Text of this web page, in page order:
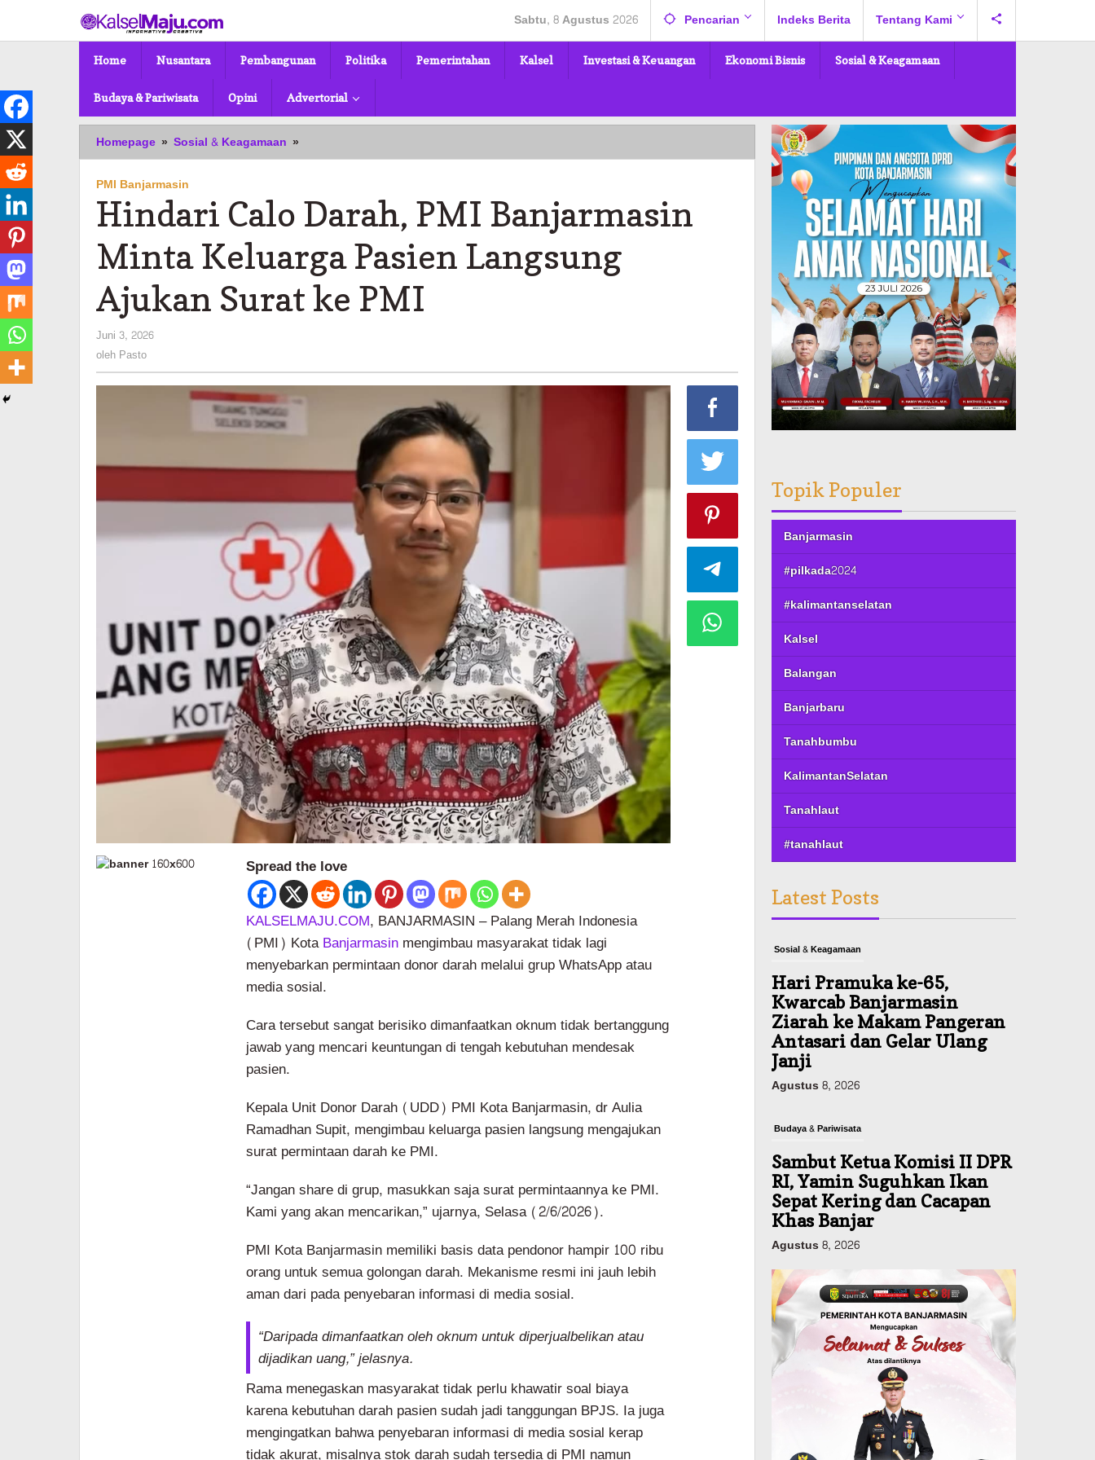
konten
Sabtu, 8 Agustus 2026 Pencarian Indeks Berita Tentang Kami
Home Nusantara Pembangunan Politika Pemerintahan Kalsel Investasi & Keuangan Ekonomi Bisnis Sosial & Keagamaan
Budaya & Pariwisata Opini Advertorial
Homepage » Sosial & Keagamaan »
Calo
Banjarmasin
Minta
Pasien
Langsung
Ajukan
Surat
PMI Banjarmasin
Hindari Calo Darah, PMI Banjarmasin
Minta Keluarga Pasien Langsung
Ajukan Surat ke PMI
Juni 3, 2026
oleh Pasto
Spread the love
KALSELMAJU.COM, BANJARMASIN – Palang Merah Indonesia
(PMI) KotaBanjarmasinmengimbau masyarakat tidak lagi
menyebarkan permintaan donor darah melalui grup WhatsApp atau
media sosial.
Cara tersebut sangat berisiko dimanfaatkan oknum tidak bertanggung
jawab yang mencari keuntungan di tengah kebutuhan mendesak
pasien.
Kepala Unit Donor Darah (UDD) PMI Kota Banjarmasin, dr Aulia
Ramadhan Supit, mengimbau keluarga pasien langsung mengajukan
surat permintaan darah ke PMI.
“Jangan share di grup, masukkan saja surat permintaannya ke PMI.
Kami yang akan mencarikan,” ujarnya, Selasa (2/6/2026).
PMI Kota Banjarmasin memiliki basis data pendonor hampir 100 ribu
orang untuk semua golongan darah. Mekanisme resmi ini jauh lebih
aman dari pada penyebaran informasi di media sosial.
“Daripada dimanfaatkan oleh oknum untuk diperjualbelikan atau
dijadikan uang,” jelasnya.
Rama menegaskan masyarakat tidak perlu khawatir soal biaya
karena kebutuhan darah pasien sudah jadi tanggungan BPJS. Ia juga
mengingatkan bahwa penyebaran informasi di media sosial kerap
tidak akurat, misalnya stok darah sudah tersedia di PMI namun
Topik Populer
Banjarmasin
#pilkada2024
#kalimantanselatan
Kalsel
Balangan
Banjarbaru
Tanahbumbu
KalimantanSelatan
Tanahlaut
#tanahlaut
Latest Posts
Sosial & Keagamaan
Hari Pramuka ke-65,
Kwarcab Banjarmasin
Ziarah ke Makam Pangeran
Antasari dan Gelar Ulang
Janji
Agustus 8, 2026
Budaya & Pariwisata
Sambut Ketua Komisi II DPR
RI, Yamin Suguhkan Ikan
Sepat Kering dan Cacapan
Khas Banjar
Agustus 8, 2026
Pemerintahan Sosial & Keagamaan
Banjarmasin Pilot Project
Perlinsos Digital, Target 30
Persen IKD Masih Jauh,
Komisi II DPR Turun
Agustus 7, 2026